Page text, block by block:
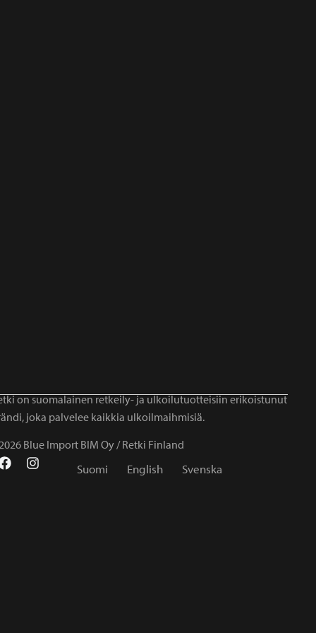
on suomalainen retkeily- ja ulkoilutuotteisiin erikoistunut
joka palvelee kaikkia ulkoilmaihmisiä.
Blue Import BIM Oy / Retki Finland
Suomi English Svenska